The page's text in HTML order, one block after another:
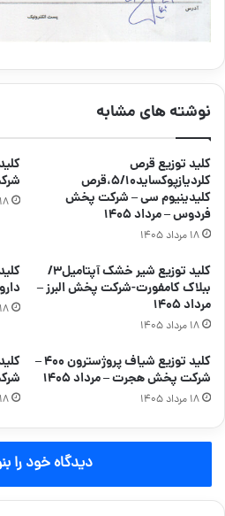
نوشته های مشابه
کلید توزیع قرص
کلردیازپوکساید۵/۱۰،قرص
کلیدینیوم سی – شرکت پخش
فردوس – مرداد ۱۴۰۵
۱۸ مرداد ۱۴۰۵
۱۸ مرداد ۱۴۰۵
کلید توزیع شیر خشک آپتامیل۳/
ببلاک کامفورت-شرکت پخش البرز –
مرداد ۱۴۰۵
۱۸ مرداد ۱۴۰۵
دارو
۱۸ مرداد ۱۴۰۵
کلید توزیع شیاف پروژسترون ۴۰۰ –
شرکت پخش هجرت – مرداد ۱۴۰۵
۱۸ مرداد ۱۴۰۵ ۱۸ مرداد ۱۴۰۵
دیدگاه خود را